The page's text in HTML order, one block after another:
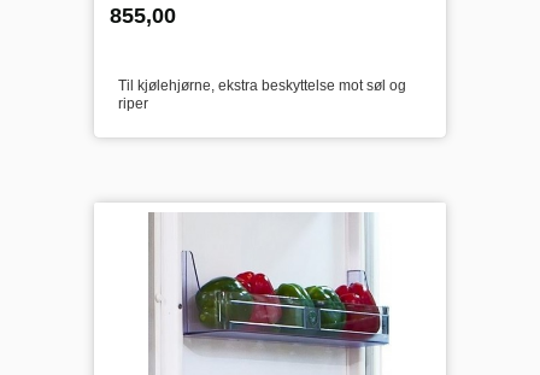
Pris
855,00mva.
Til kjølehjørne, ekstra beskyttelse mot søl og
riper